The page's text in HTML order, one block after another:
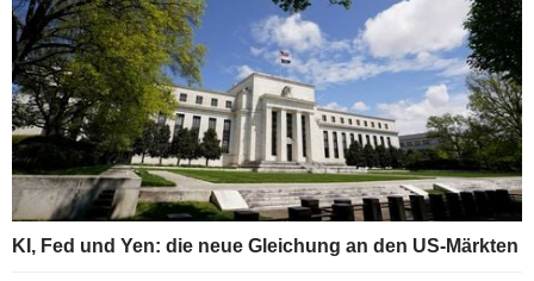
KI, Fed und Yen: die neue Gleichung an den US-Märkten